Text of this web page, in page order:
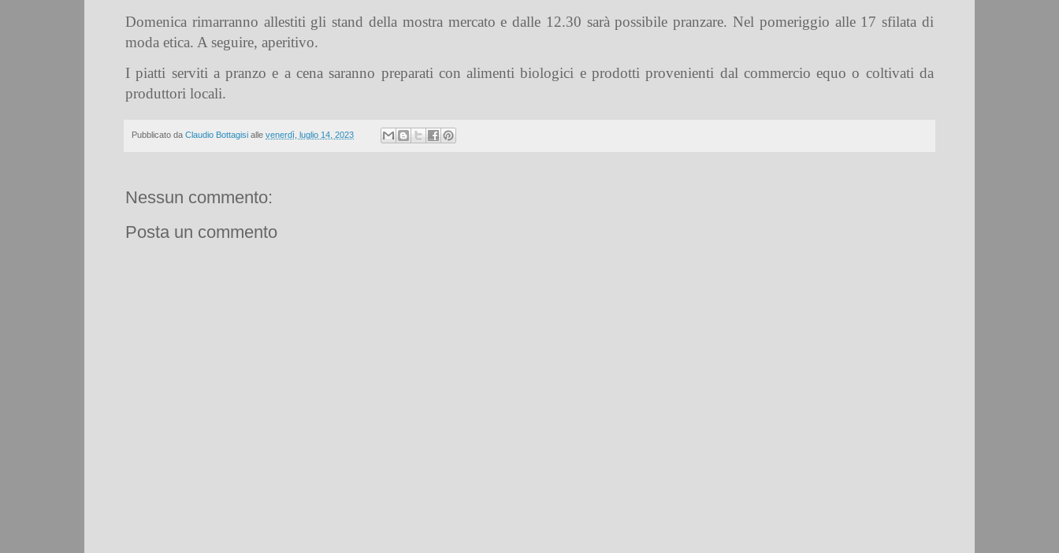
Domenica rimarranno allestiti gli stand della mostra mercato e dalle 12.30 sarà possibile pranzare. Nel pomeriggio alle 17 sfilata di
moda etica. A seguire, aperitivo.
I piatti serviti a pranzo e a cena saranno preparati con alimenti biologici e prodotti provenienti dal commercio equo o coltivati da
produttori locali.
Pubblicato da Claudio Bottagisi alle venerdì, luglio 14, 2023
Nessun commento:
Posta un commento